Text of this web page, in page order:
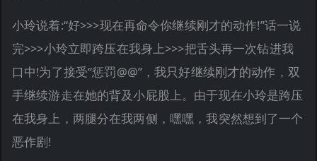
小玲说着:“好>>>现在再命令你继续刚才的动作!”话一说
完>>>小玲立即跨压在我身上>>>把舌头再一次钻进我
口中!为了接受“惩罚@@”，我只好继续刚才的动作，双
手继续游走在她的背及小屁股上。由于现在小玲是跨压
在我身上，两腿分在我两侧，嘿嘿，我突然想到了一个
恶作剧!